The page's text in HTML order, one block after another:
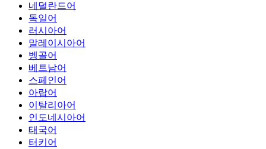
네덜란드어
독일어
러시아어
말레이시아어
벵골어
베트남어
스페인어
아랍어
이탈리아어
인도네시아어
태국어
터키어